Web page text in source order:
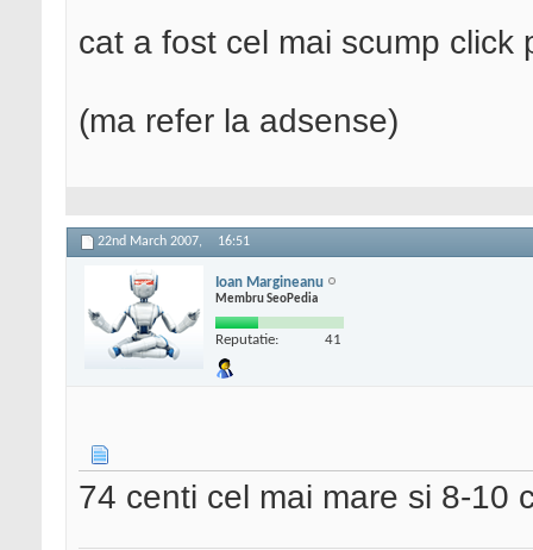
cat a fost cel mai scump
(ma refer la adsense)
22nd March 2007, 16:51
Ioan Margineanu
Membru SeoPedia
Reputatie: 41
74 centi cel mai mare si 8-10